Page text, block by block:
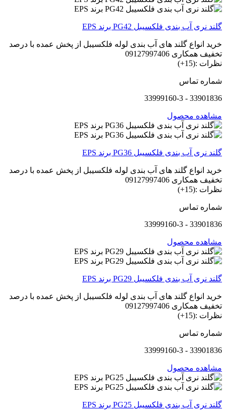
گلند نری آب بندی فلکسیبل PG42 برند EPS
خرید انواع گلند های آب بندی لوله فلکسیبل از پخش عمده با درصد
تخفیف همکاری 09127997406
نظرات :(15+)
شماره تماس
33901836 - 33999160-3
مشاهده محصول
گلند نری آب بندی فلکسیبل PG36 برند EPS
خرید انواع گلند های آب بندی لوله فلکسیبل از پخش عمده با درصد
تخفیف همکاری 09127997406
نظرات :(15+)
شماره تماس
33901836 - 33999160-3
مشاهده محصول
گلند نری آب بندی فلکسیبل PG29 برند EPS
خرید انواع گلند های آب بندی لوله فلکسیبل از پخش عمده با درصد
تخفیف همکاری 09127997406
نظرات :(15+)
شماره تماس
33901836 - 33999160-3
مشاهده محصول
گلند نری آب بندی فلکسیبل PG25 برند EPS